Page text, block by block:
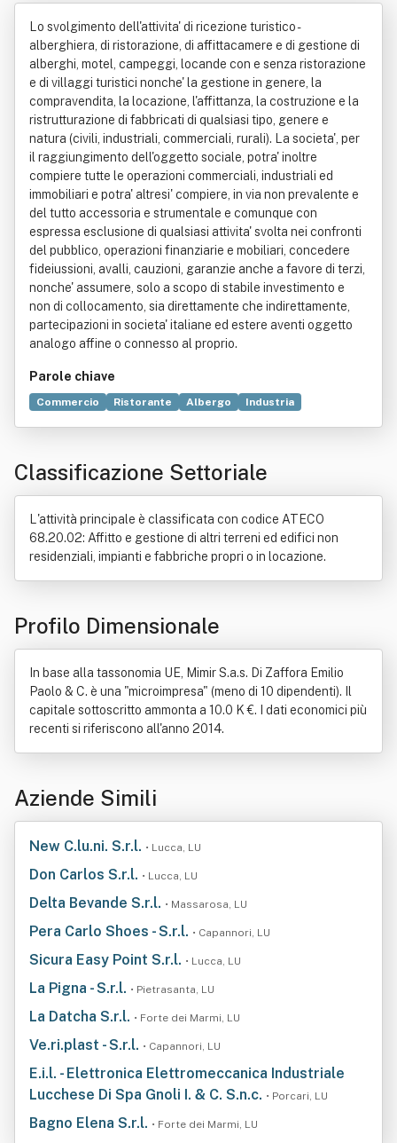
Emilio Paolo & C.
Lo svolgimento dell'attivita' di ricezione turistico -
alberghiera, di ristorazione, di affittacamere e di gestione di
alberghi, motel, campeggi, locande con e senza ristorazione
e di villaggi turistici nonche' la gestione in genere, la
compravendita, la locazione, l'affittanza, la costruzione e la
ristrutturazione di fabbricati di qualsiasi tipo, genere e
natura (civili, industriali, commerciali, rurali). La societa', per
il raggiungimento dell'oggetto sociale, potra' inoltre
compiere tutte le operazioni commerciali, industriali ed
immobiliari e potra' altresi' compiere, in via non prevalente e
del tutto accessoria e strumentale e comunque con
espressa esclusione di qualsiasi attivita' svolta nei confronti
del pubblico, operazioni finanziarie e mobiliari, concedere
fideiussioni, avalli, cauzioni, garanzie anche a favore di terzi,
nonche' assumere, solo a scopo di stabile investimento e
non di collocamento, sia direttamente che indirettamente,
partecipazioni in societa' italiane ed estere aventi oggetto
analogo affine o connesso al proprio.
Parole chiave
Commercio Ristorante Albergo
Industria
Classificazione Settoriale
L'attività principale è classificata con codice ATECO
68.20.02: Affitto e gestione di altri terreni ed edifici non
residenziali, impianti e fabbriche propri o in locazione.
Profilo Dimensionale
In base alla tassonomia UE, Mimir S.a.s. Di Zaffora Emilio
Paolo & C. è una "microimpresa" (meno di 10 dipendenti). Il
capitale sottoscritto ammonta a 10.0 K €. I dati economici più
recenti si riferiscono all'anno 2014.
Aziende Simili
New C.lu.ni. S.r.l. • Lucca, LU
Don Carlos S.r.l. • Lucca, LU
Delta Bevande S.r.l. • Massarosa, LU
Pera Carlo Shoes - S.r.l. • Capannori, LU
Sicura Easy Point S.r.l. • Lucca, LU
La Pigna - S.r.l. • Pietrasanta, LU
La Datcha S.r.l. • Forte dei Marmi, LU
Ve.ri.plast - S.r.l. • Capannori, LU
E.i.l. - Elettronica Elettromeccanica Industriale
Lucchese Di Spa Gnoli I. & C. S.n.c. • Porcari, LU
Bagno Elena S.r.l. • Forte dei Marmi, LU